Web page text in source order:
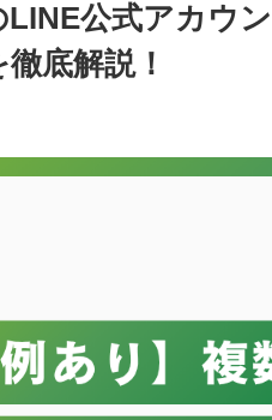
LINE公式アカウ
底解説！